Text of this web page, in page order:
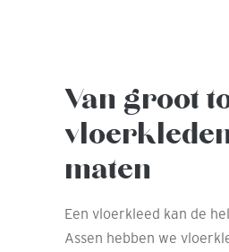
Van groot
maten
Een vloerkleed kan de
Assen hebben we